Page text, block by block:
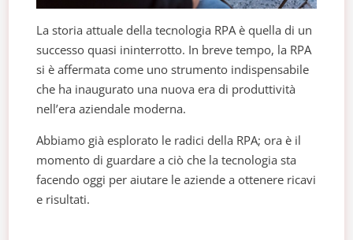
La storia attuale della tecnologia RPA è quella di un
successo quasi ininterrotto. In breve tempo, la RPA
si è affermata come uno strumento indispensabile
che ha inaugurato una nuova era di produttività
nell’era aziendale moderna.
Abbiamo già esplorato le radici della RPA; ora è il
momento di guardare a ciò che la tecnologia sta
facendo oggi per aiutare le aziende a ottenere ricavi
e risultati.